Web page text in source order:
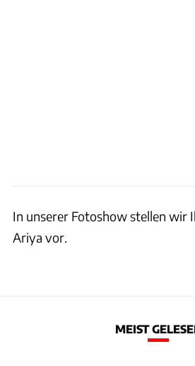
In unserer Fotoshow stellen wir
Ariya vor.
MEIST